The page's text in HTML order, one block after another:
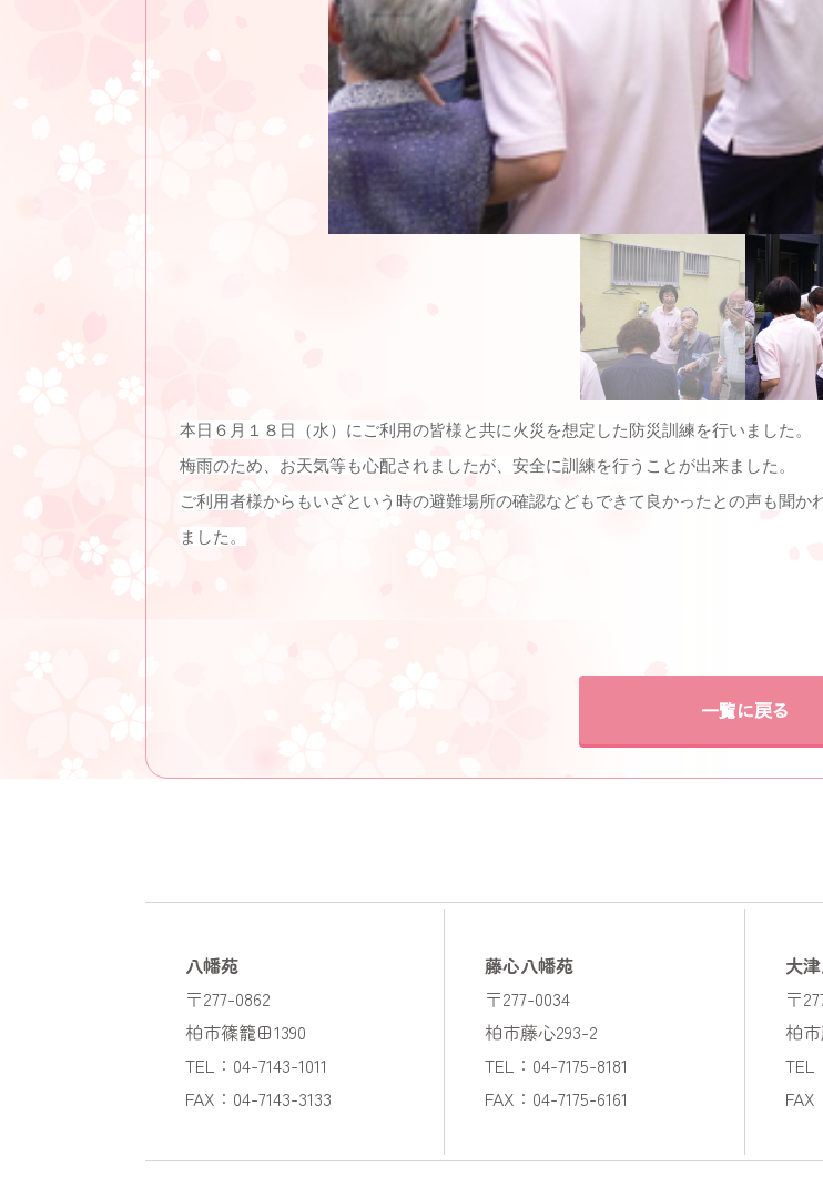
本日６月１８日（水）にご利用の皆様と共に火災を想定した防災訓練を行いました。
梅雨のため、お天気等も心配されましたが、安全に訓練を行うことが出来ました。
ご利用者様からもいざという時の避難場所の確認などもできて良かったとの声も聞か
ました。
一覧に戻る
八幡苑
〒277-0862
柏市篠籠田1390
TEL：04-7143-1011
FAX：04-7143-3133
藤心八幡苑
〒277-0034
柏市藤心293-2
TEL：04-7175-8181
FAX：04-7175-6161
大
〒
柏市
TEL
FAX